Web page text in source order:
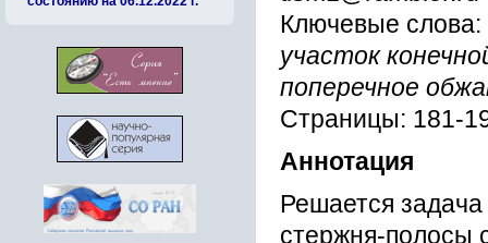
Ключевые слова:
участок
поперечное
Страницы: 181-
Аннотация
Решается
стержня-полосы